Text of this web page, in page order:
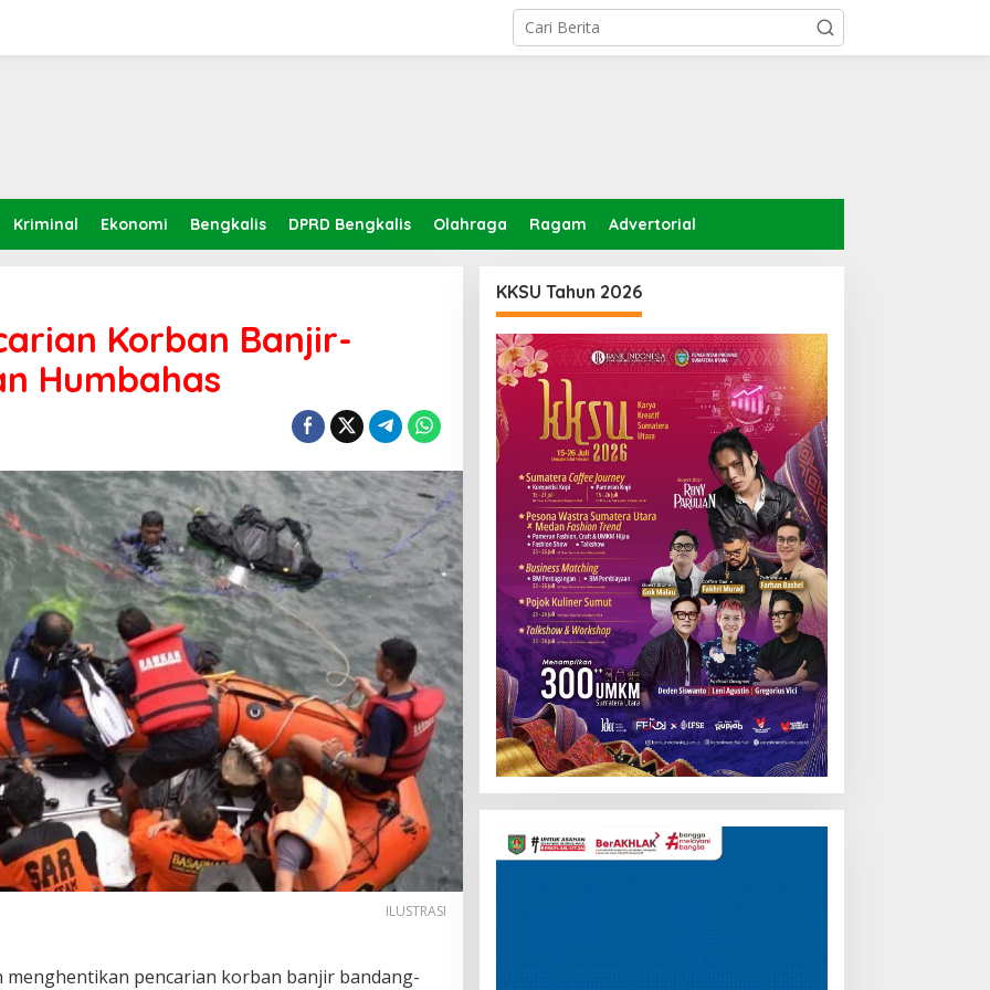
Kriminal Ekonomi Bengkalis DPRD Bengkalis Olahraga Ragam Advertorial
Korban Banjir-
Humbahas
ILUSTRASI
pencarian korban banjir bandang-
KKSU Tahun 2026
Pemutar
Video